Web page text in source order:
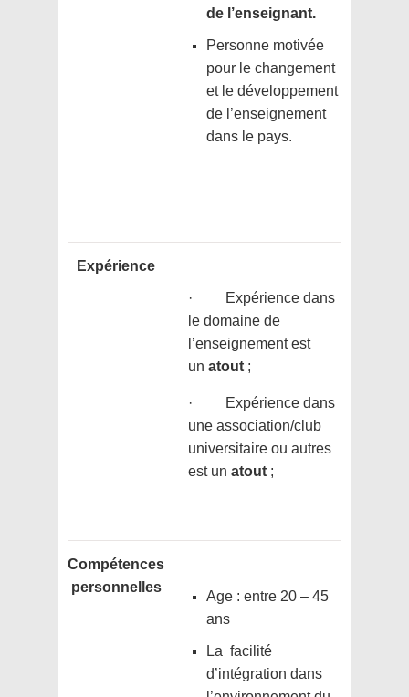
de l’enseignant.
Personne motivée
pour le changement
et le développement
de l’enseignement
dans le pays.
Expérience
· Expérience dans
le domaine de
l’enseignement est
un atout ;
· Expérience dans
une association/club
universitaire ou autres
est un atout ;
Compétences
personnelles
Age : entre 20 – 45
ans
La facilité
d’intégration dans